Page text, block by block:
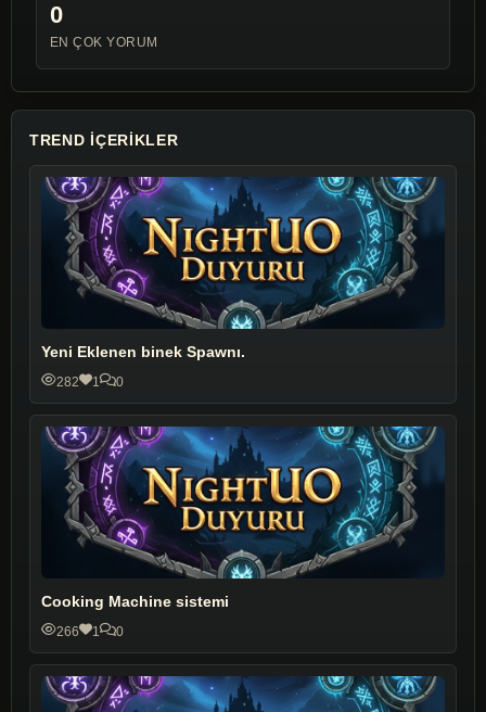
0
EN ÇOK YORUM
TREND IÇERIKLER
Yeni Eklenen binek Spawnı.
282 1 0
Cooking Machine sistemi
266 1 0